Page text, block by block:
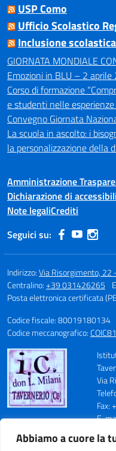
Abbiamo a cuore la
USP Como
Ufficio Scolastico
Inclusione
GIORNATA MONDIALE
Emozioni in BLU – 2
Corso di formazione
e studenti nelle
Convegno Giornata
La scuola in ascolto: i
la personalizzazione della
Amministrazione
Dichiarazione di
Note legaliCrediti
Seguici su:
Indirizzo:Via Risorgimento, 22
Centralino:+39 031426265
Posta elettronica certificata
Codice fiscale: 80019180134
Codice meccanografico:
Via
Fax:
E-
Codice